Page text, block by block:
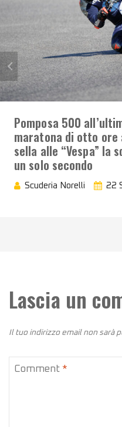
Pomposa 500
maratona di otto
sella alle “Vespa” la
un solo secondo
Scuderia Norelli 22
Lascia un
Il tuo indirizzo email non sarà
Comment *